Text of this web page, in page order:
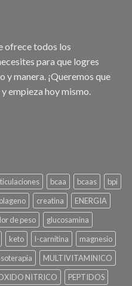
ofrece todos los
para que logres
manera. ¡Queremos que
empieza hoy mismo.
bcaa bcaas
bpi
creatina
ENERGIA
de peso
glucosamina
keto l-carnitina
magnesio
MULTIVITAMINICO
NITRICO PEPTIDOS